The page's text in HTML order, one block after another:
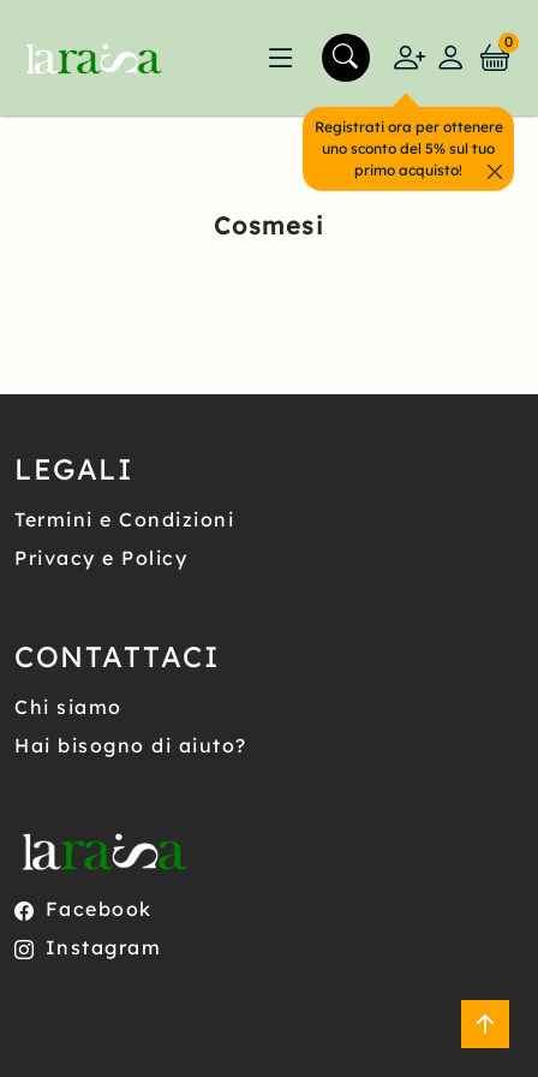
Registrati ora per ottenere
uno sconto del 5% sul tuo
primo acquisto!
0
Cosmesi
LEGALI
Termini e Condizioni
Privacy e Policy
CONTATTACI
Chi siamo
Hai bisogno di aiuto?
Facebook
Instagram